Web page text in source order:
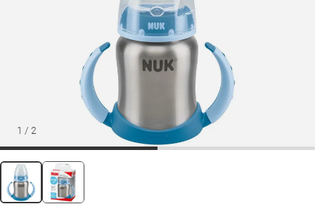
1 / 2